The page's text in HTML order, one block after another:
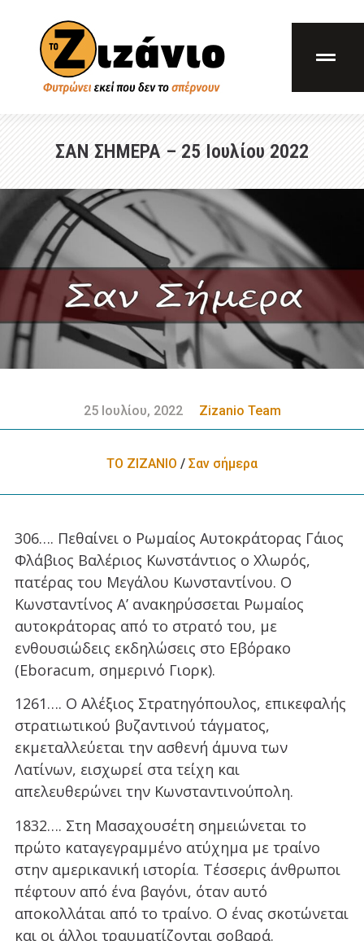
ΣΑΝ ΣΗΜΕΡΑ – 25 Ιουλίου 2022
25 Ιουλίου, 2022 Zizanio Team
ΤΟ ΖΙΖΑΝΙΟ / Σαν σήμερα
306…. Πεθαίνει ο Ρωμαίος Αυτοκράτορας Γάιος
Φλάβιος Βαλέριος Κωνστάντιος ο Χλωρός,
πατέρας του Μεγάλου Κωνσταντίνου. Ο
Κωνσταντίνος Α’ ανακηρύσσεται Ρωμαίος
αυτοκράτορας από το στρατό του, με
ενθουσιώδεις εκδηλώσεις στο Εβόρακο
(Eboracum, σημερινό Γιορκ).
1261…. Ο Αλέξιος Στρατηγόπουλος, επικεφαλής
στρατιωτικού βυζαντινού τάγματος,
εκμεταλλεύεται την ασθενή άμυνα των
Λατίνων, εισχωρεί στα τείχη και
απελευθερώνει την Κωνσταντινούπολη.
1832…. Στη Μασαχουσέτη σημειώνεται το
πρώτο καταγεγραμμένο ατύχημα με τραίνο
στην αμερικανική ιστορία. Τέσσερις άνθρωποι
πέφτουν από ένα βαγόνι, όταν αυτό
αποκολλάται από το τραίνο. Ο ένας σκοτώνεται
και οι άλλοι τραυματίζονται σοβαρά.